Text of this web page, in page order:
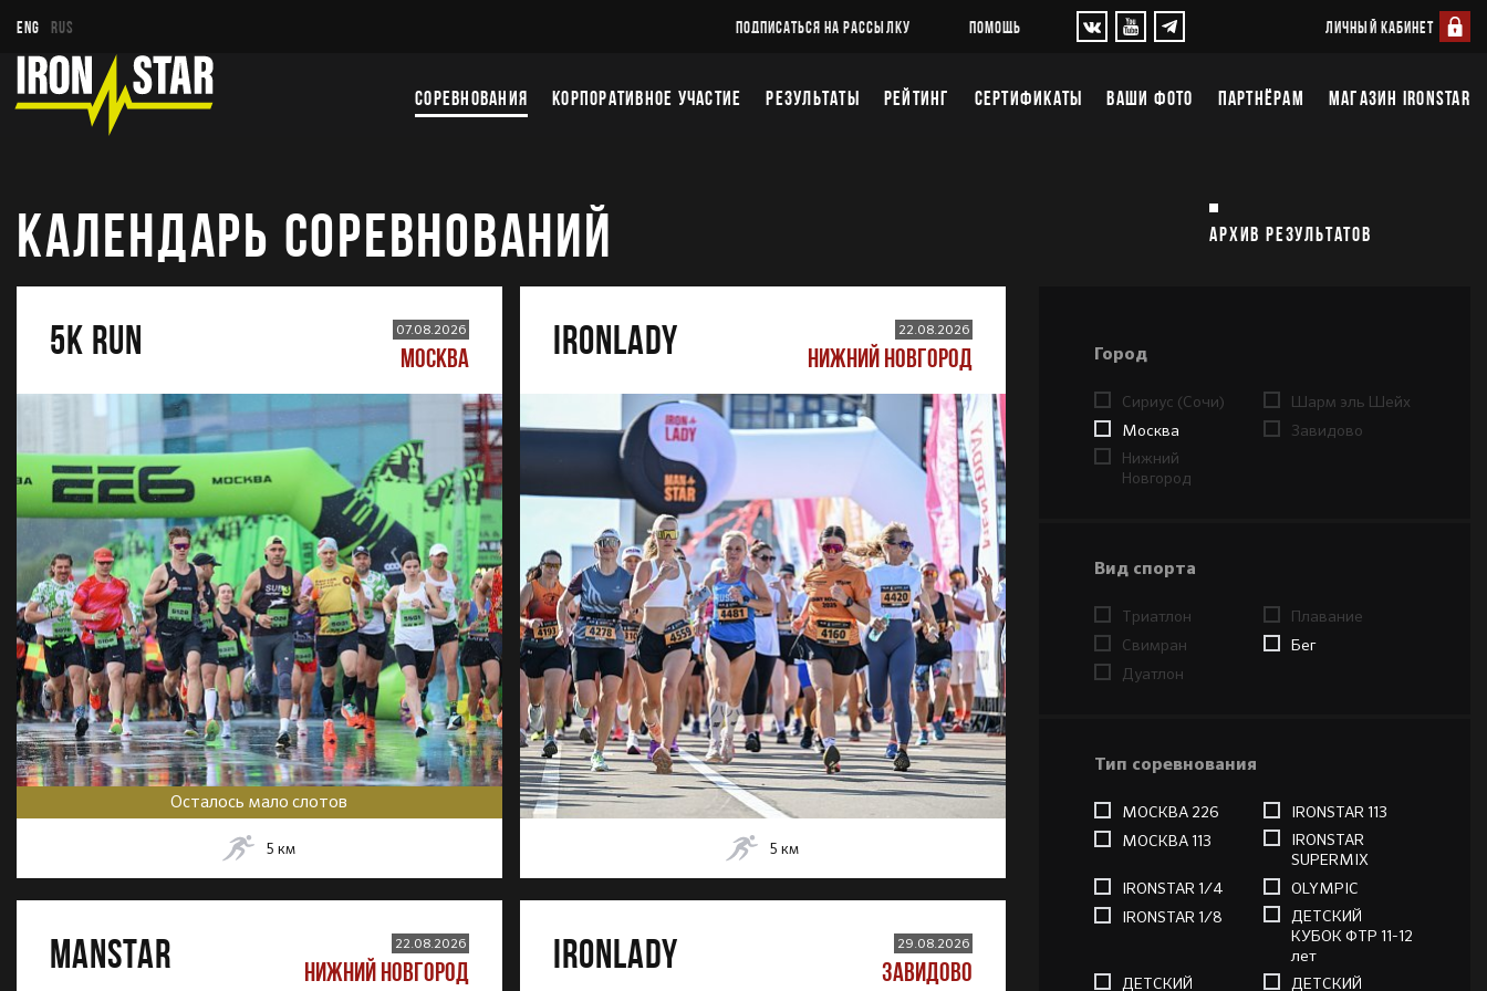
ENG RUS ПОДПИСАТЬСЯ НА РАССЫЛКУ ПОМОЩЬ ЛИЧНЫЙ КАБИНЕТ
СОРЕВНОВАНИЯ КОРПОРАТИВНОЕ УЧАСТИЕ РЕЗУЛЬТАТЫ РЕЙТИНГ СЕРТИФИКАТЫ ВАШИ ФОТО ПАРТНЁРАМ МАГАЗИН IRONSTAR
КАЛЕНДАРЬ СОРЕВНОВАНИЙ АРХИВ РЕЗУЛЬТАТОВ
5К RUN 07.08.2026
МОСКВА
Осталось мало слотов
5км
IRONLADY 22.08.2026
НИЖНИЙ НОВГОРОД
5км
MANSTAR 22.08.2026
НИЖНИЙ НОВГОРОД IRONLADY 29.08.2026
ЗАВИДОВО
Город
Сириус (Сочи)
Шарм эль Шейх
Москва
Завидово
Нижний
Новгород
Вид спорта
Триатлон
Плавание
Свимран
Бег
Дуатлон
Тип соревнования
МОСКВА 226
IRONSTAR 113
МОСКВА 113
IRONSTAR
SUPERMIX
IRONSTAR 1/4
OLYMPIC
IRONSTAR 1/8
ДЕТСКИЙ
КУБОК ФТР 11-12
лет
ДЕТСКИЙ
ДЕТСКИЙ